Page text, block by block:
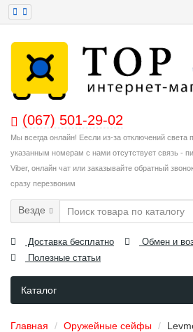
(067) 501-29-02
Мы всегда онлайн! Еесли из-за отключений света
указанным номерам с нами отсутствует связь -
Viber, онлайн чат или заказывайте обратный
сразу перезвоним
Везде
Доставка бесплатно Обмен и
Полезные статьи
Каталог
Главная Оружейные сейфы